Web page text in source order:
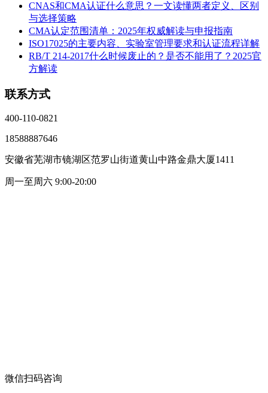
CNAS和CMA认证什么意思？一文读懂两者定义、区别
与选择策略
CMA认定范围清单：2025年权威解读与申报指南
ISO17025的主要内容、实验室管理要求和认证流程详解
RB/T 214-2017什么时候废止的？是否不能用了？2025官
方解读
联系方式
400-110-0821
18588887646
安徽省芜湖市镜湖区范罗山街道黄山中路金鼎大厦1411
周一至周六 9:00-20:00
微信扫码咨询